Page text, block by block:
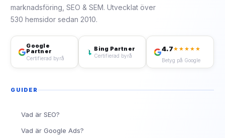
marknadsföring, SEO & SEM. Utvecklat över
530 hemsidor sedan 2010.
Google
Partner
Certifierad byrå
Bing Partner
Certifierad byrå
4.7★★★★★
Betyg på Google
GUIDER
Vad är SEO?
Vad är Google Ads?